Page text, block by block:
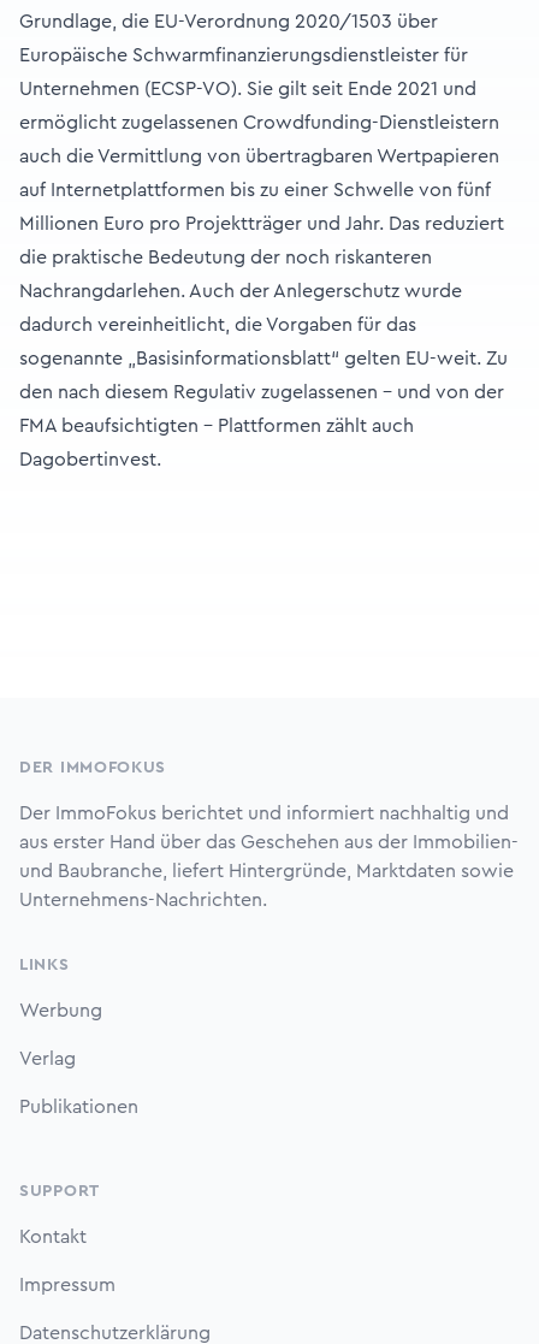
Grundlage, die EU-Verordnung 2020/1503 über
Europäische Schwarmfinanzierungsdienstleister für
Unternehmen (ECSP-VO). Sie gilt seit Ende 2021 und
ermöglicht zugelassenen Crowdfunding-Dienstleistern
auch die Vermittlung von übertragbaren Wertpapieren
auf Internetplattformen bis zu einer Schwelle von fünf
Millionen Euro pro Projektträger und Jahr. Das reduziert
die praktische Bedeutung der noch riskanteren
Nachrangdarlehen. Auch der Anlegerschutz wurde
dadurch vereinheitlicht, die Vorgaben für das
sogenannte „Basisinformationsblatt“ gelten EU-weit. Zu
den nach diesem Regulativ zugelassenen – und von der
FMA beaufsichtigten – Plattformen zählt auch
Dagobertinvest.
DER IMMOFOKUS
Der ImmoFokus berichtet und informiert nachhaltig und
aus erster Hand über das Geschehen aus der Immobilien-
und Baubranche, liefert Hintergründe, Marktdaten sowie
Unternehmens-Nachrichten.
LINKS
Werbung
Verlag
Publikationen
SUPPORT
Kontakt
Impressum
Datenschutzerklärung